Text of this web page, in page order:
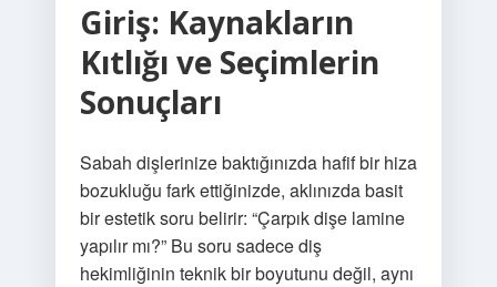
Giriş: Kaynakların
Kıtlığı ve Seçimlerin
Sonuçları
Sabah dişlerinize baktığınızda hafif bir hiza
bozukluğu fark ettiğinizde, aklınızda basit
bir estetik soru belirir: “Çarpık dişe lamine
yapılır mı?” Bu soru sadece diş
hekimliğinin teknik bir boyutunu değil, aynı